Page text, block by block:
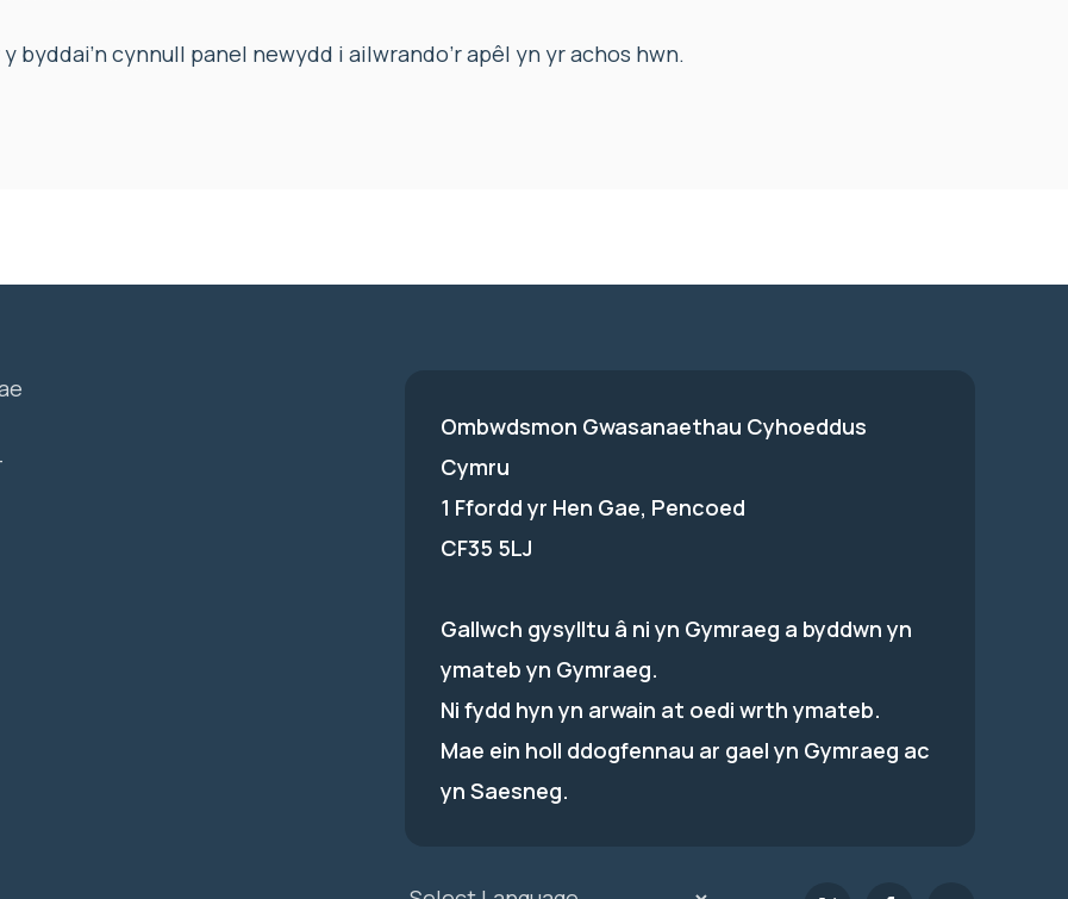
byddai’n cynnull panel newydd i ailwrando’r apêl yn yr achos hwn.
Ombwdsmon Gwasanaethau Cyhoeddus
Cymru
1 Ffordd yr Hen Gae, Pencoed
CF35 5LJ
Gallwch gysylltu â ni yn Gymraeg a byddwn yn
ymateb yn Gymraeg.
Ni fydd hyn yn arwain at oedi wrth ymateb.
Mae ein holl ddogfennau ar gael yn Gymraeg ac
yn Saesneg.